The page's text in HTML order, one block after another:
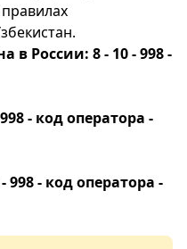
в России: 8 - 10 - 998 -
- код оператора -
- код оператора -